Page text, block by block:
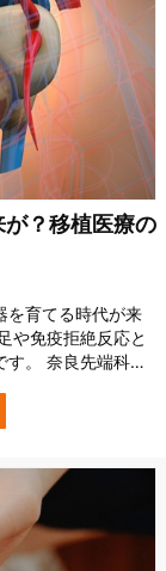
？移植医療の
を育てる時代が来
や免疫拒絶反応と
。 奈良先端科学
しました。 この
した臓器作製が